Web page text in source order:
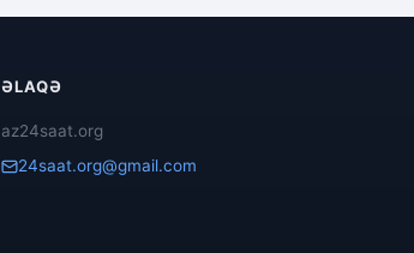
ƏLAQƏ
az24saat.org
24saat.org@gmail.com